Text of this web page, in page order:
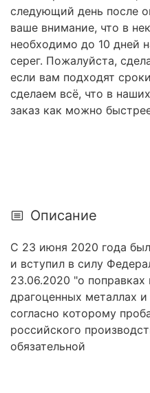
следующий день после
ваше внимание, что в
необходимо до 10 дней
серег. Пожалуйста,
если вам подходят
сделаем всё, что в
заказ как можно
Описание
С 23 июня 2020 года
и вступил в силу
23.06.2020 "о
драгоценных металлах
согласно которому
российского
обязательной